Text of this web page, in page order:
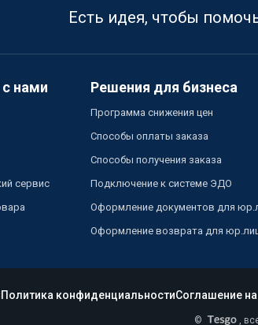
Есть идея, чтобы
нами
сервис
Решения для бизнеса
Программа снижения цен
Способы оплаты заказа
Способы получения заказа
Подключение к системе ЭДО
Оформление документов для
Оформление возврата для
Политика конфиденциальностиСоглашение
© ,